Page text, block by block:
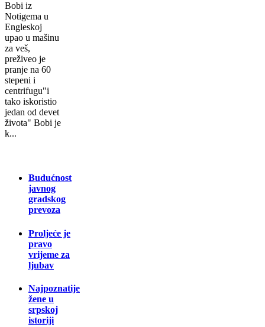
Bobi iz
Notigema u
Engleskoj
upao u mašinu
za veš,
preživeo je
pranje na 60
stepeni i
centrifugu"i
tako iskoristio
jedan od devet
života" Bobi je
k...
Budućnost
javnog
gradskog
prevoza
Proljeće je
pravo
vrijeme za
ljubav
Najpoznatije
žene u
srpskoj
istoriji